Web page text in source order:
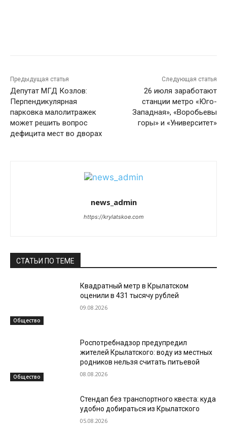
Предыдущая статья
Депутат МГД Козлов:
Перпендикулярная
парковка малолитражек
может решить вопрос
дефицита мест во дворах
Следующая статья
26 июля заработают
станции метро «Юго-
Западная», «Воробьевы
горы» и «Университет»
news_admin
https://krylatskoe.com
СТАТЬИ ПО ТЕМЕ
Общество
Квадратный метр в Крылатском
оценили в 431 тысячу рублей
09.08.2026
Общество
Роспотребнадзор предупредил
жителей Крылатского: воду из местных
родников нельзя считать питьевой
08.08.2026
Стендап без транспортного квеста: куда
удобно добираться из Крылатского
05.08.2026